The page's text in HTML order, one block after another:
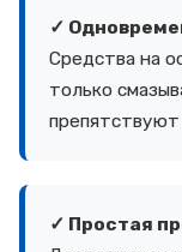
✓
Средства на
только
✓ Простая